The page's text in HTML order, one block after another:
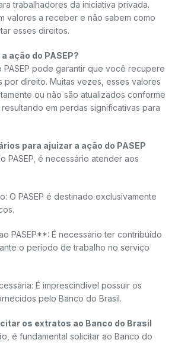
trabalhadores da iniciativa privada.
valores a receber e não sabem como
esses direitos.
ação do PASEP?
PASEP pode garantir que você recupere
por direito. Muitas vezes, esses valores
ou não são atualizados conforme
em perdas significativas para
para ajuizar a ação do PASEP
PASEP, é necessário atender aos
O PASEP é destinado exclusivamente
PASEP**: É necessário ter contribuído
o período de trabalho no serviço
É imprescindível possuir os
pelo Banco do Brasil.
os extratos ao Banco do Brasil
é fundamental solicitar ao Banco do